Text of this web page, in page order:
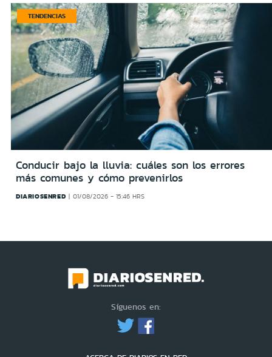
TENDENCIAS
Conducir bajo la lluvia: cuáles son los errores
más comunes y cómo prevenirlos
DIARIOSENRED 01/08/2026 - 15:46 HRS
Síguenos en: